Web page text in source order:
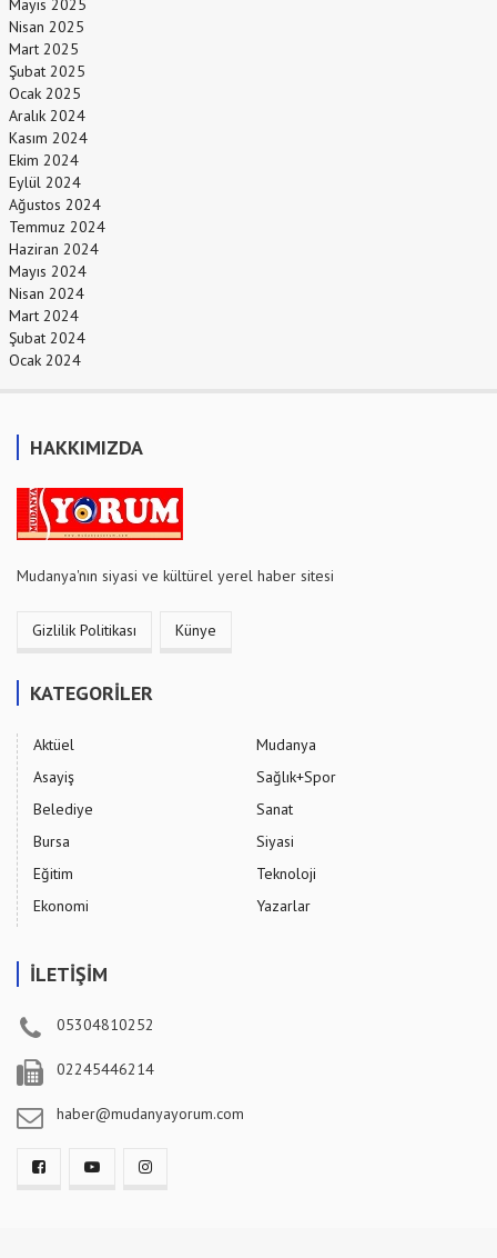
Mayıs 2025
Nisan 2025
Mart 2025
Şubat 2025
Ocak 2025
Aralık 2024
Kasım 2024
Ekim 2024
Eylül 2024
Ağustos 2024
Temmuz 2024
Haziran 2024
Mayıs 2024
Nisan 2024
Mart 2024
Şubat 2024
Ocak 2024
HAKKIMIZDA
Mudanya'nın siyasi ve kültürel yerel haber sitesi
Gizlilik Politikası Künye
KATEGORİLER
Aktüel
Asayiş
Belediye
Bursa
Eğitim
Ekonomi
Mudanya
Sağlık+Spor
Sanat
Siyasi
Teknoloji
Yazarlar
İLETİŞİM
05304810252
02245446214
haber@mudanyayorum.com